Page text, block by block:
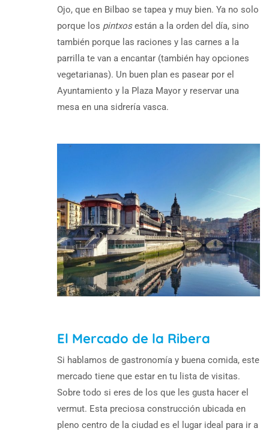
Ojo, que en Bilbao se tapea y muy bien. Ya no solo
porque los pintxosestán a la orden del día, sino
también porque las raciones y las carnes a la
parrilla te van a encantar (también hay opciones
vegetarianas). Un buen plan es pasear por el
Ayuntamiento y la Plaza Mayor y reservar una
mesa en una sidrería vasca.
El Mercado de la Ribera
Si hablamos de gastronomía y buena comida, este
mercado tiene que estar en tu lista de visitas.
Sobre todo si eres de los que les gusta hacer el
vermut. Esta preciosa construcción ubicada en
pleno centro de la ciudad es el lugar ideal para ir a